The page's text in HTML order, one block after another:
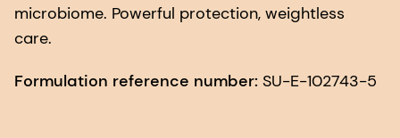
microbiome. Powerful protection, weightless
care.
Formulation reference number: SU-E-102743-5